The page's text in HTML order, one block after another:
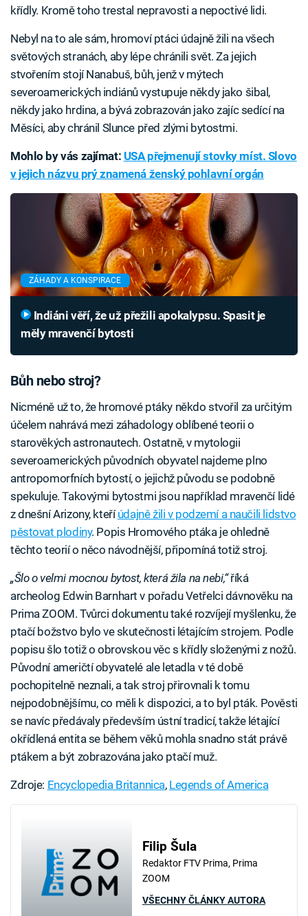
křídly. Kromě toho trestal nepravosti a nepoctivé lidi.
Nebyl na to ale sám, hromoví ptáci údajně žili na všech
světových stranách, aby lépe chránili svět. Za jejich
stvořením stojí Nanabuš, bůh, jenž v mýtech
severoamerických indiánů vystupuje někdy jako šibal,
někdy jako hrdina, a bývá zobrazován jako zajíc sedící na
Měsíci, aby chránil Slunce před zlými bytostmi.
Mohlo by vás zajímat: USA přejmenují stovky míst. Slovo
v jejich názvu prý znamená ženský pohlavní orgán
ZÁHADY A KONSPIRACE
měly mravenčí bytosti
Bůh nebo stroj?
Nicméně už to, že hromové ptáky někdo stvořil za určitým
účelem nahrává mezi záhadology oblíbené teorii o
starověkých astronautech. Ostatně, v mytologii
severoamerických původních obyvatel najdeme plno
antropomorfních bytostí, o jejichž původu se podobně
spekuluje. Takovými bytostmi jsou například mravenčí lidé
z dnešní Arizony, kteříúdajně žili v podzemí a naučili lidstvo
pěstovat plodiny. Popis Hromového ptáka je ohledně
těchto teorií o něco návodnější, připomíná totiž stroj.
„Šlo o velmi mocnou bytost, která žila na nebi,“říká
archeolog Edwin Barnhart v pořadu Vetřelci dávnověku na
Prima ZOOM. Tvůrci dokumentu také rozvíjejí myšlenku, že
ptačí božstvo bylo ve skutečnosti létajícím strojem. Podle
popisu šlo totiž o obrovskou věc s křídly složenými z nožů.
Původní američtí obyvatelé ale letadla v té době
pochopitelně neznali, a tak stroj přirovnali k tomu
nejpodobnějšímu, co měli k dispozici, a to byl pták. Pověsti
se navíc předávaly především ústní tradicí, takže létající
okřídlená entita se během věků mohla snadno stát právě
ptákem a být zobrazována jako ptačí muž.
Zdroje: Encyclopedia Britannica, Legends of America
Filip Šula
Redaktor FTV Prima, Prima
ZOOM
VŠECHNY ČLÁNKY AUTORA